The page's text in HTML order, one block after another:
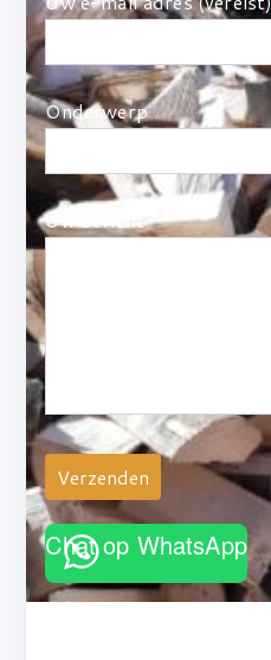
Onderwerp
Uw bericht
Chat op WhatsApp